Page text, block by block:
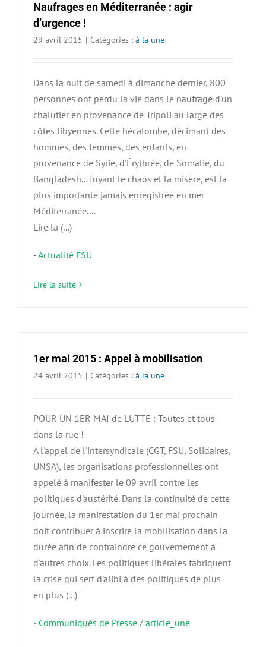
Naufrages en Méditerranée : agir
d’urgence !
29 avril 2015 | Catégories : à la une
Dans la nuit de samedi à dimanche dernier, 800
personnes ont perdu la vie dans le naufrage d'un
chalutier en provenance de Tripoli au large des
côtes libyennes. Cette hécatombe, décimant des
hommes, des femmes, des enfants, en
provenance de Syrie, d'Érythrée, de Somalie, du
Bangladesh... fuyant le chaos et la misère, est la
plus importante jamais enregistrée en mer
Méditerranée....
Lire la (...)
-Actualité FSU
Lire la suite
1er mai 2015 : Appel à mobilisation
24 avril 2015 | Catégories : à la une
POUR UN 1ER MAI de LUTTE : Toutes et tous
dans la rue !
A l'appel de l'intersyndicale (CGT, FSU, Solidaires,
UNSA), les organisations professionnelles ont
appelé à manifester le 09 avril contre les
politiques d'austérité. Dans la continuité de cette
journée, la manifestation du 1er mai prochain
doit contribuer à inscrire la mobilisation dans la
durée afin de contraindre ce gouvernement à
d'autres choix. Les politiques libérales fabriquent
la crise qui sert d'alibi à des politiques de plus
en plus (...)
- Communiqués de Presse / article_une